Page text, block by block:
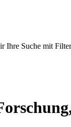
Ihre Suche mit